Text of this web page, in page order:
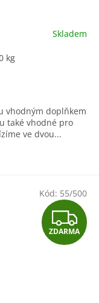
Skladem
kg
vhodným doplňkem
také vhodné pro
ve dvou...
Z
D
ZDARMA
Kód: 55/500